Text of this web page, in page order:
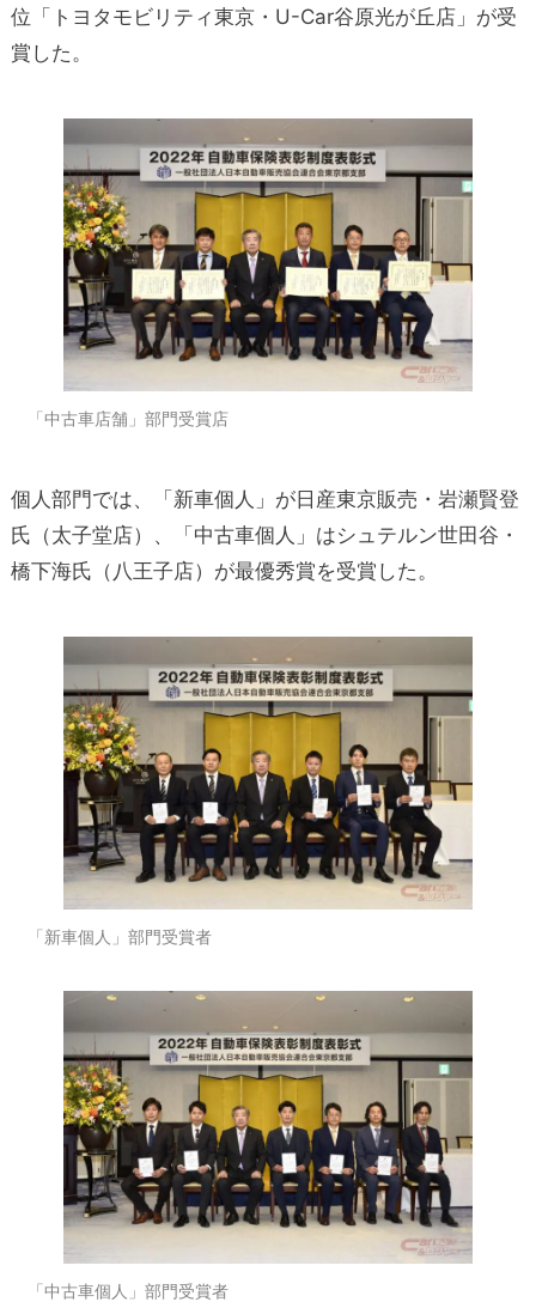
位「トヨタモビリティ東京・U-Car谷原光が丘店」が受
賞した。
「中古車店舗」部門受賞店
個人部門では、「新車個人」が日産東京販売・岩瀬賢登
氏（太子堂店）、「中古車個人」はシュテルン世田谷・
橋下海氏（八王子店）が最優秀賞を受賞した。
「新車個人」部門受賞者
「中古車個人」部門受賞者